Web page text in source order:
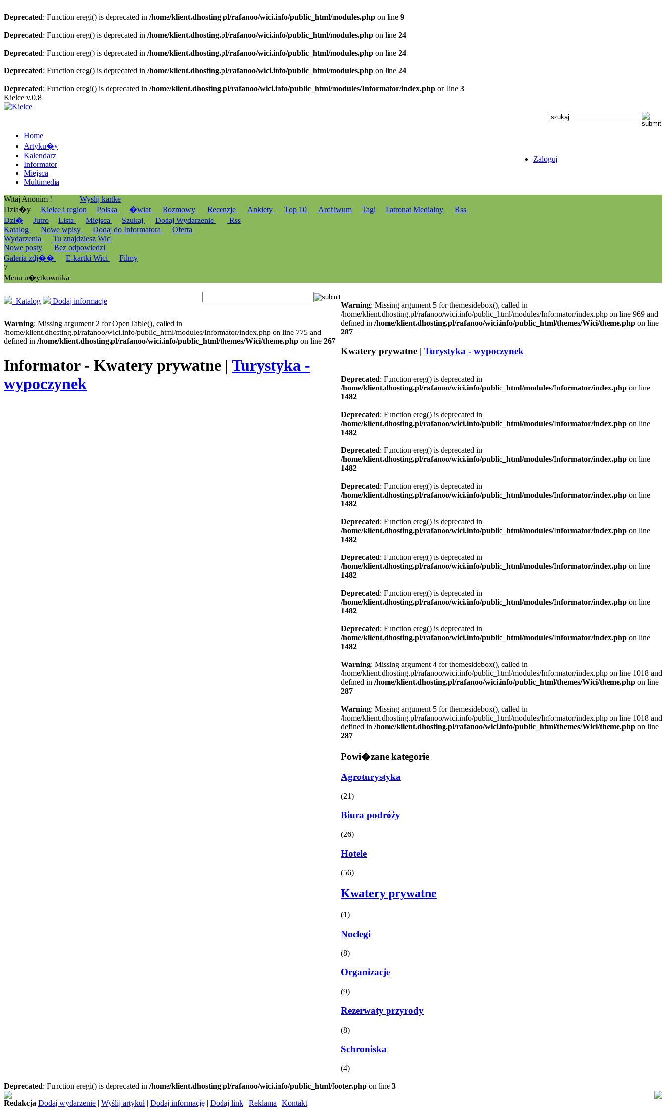
Deprecated: Function eregi() is deprecated in /home/klient.dhosting.pl/rafanoo/wici.info/public_html/modules.php on line 9
Deprecated: Function ereg() is deprecated in /home/klient.dhosting.pl/rafanoo/wici.info/public_html/modules.php on line 24
Deprecated: Function ereg() is deprecated in /home/klient.dhosting.pl/rafanoo/wici.info/public_html/modules.php on line 24
Deprecated: Function ereg() is deprecated in /home/klient.dhosting.pl/rafanoo/wici.info/public_html/modules.php on line 24
Deprecated: Function eregi() is deprecated in /home/klient.dhosting.pl/rafanoo/wici.info/public_html/modules/Informator/index.php on line 3
Kielce v.0.8
Home
Artyku�y
Kalendarz
Informator
Miejsca
Multimedia
Zaloguj
Witaj Anonim !
Wyslij kartke
Dzia�y
Kielce i region Polska �wiat Rozmowy Recenzje Ankiety Top 10 Archiwum Tagi Patronat Medialny
Rss
Dzi�
Jutro Lista Miejsca Szukaj Dodaj Wydarzenie
Rss
Katalog
Nowe wpisy Dodaj do Informatora
Oferta
Wydarzenia
Tu znajdziesz Wici
Nowe posty
Bez odpowiedzi
Galeria zdj��
E-kartki Wici
Filmy
7
Menu u�ytkownika
Katalog Dodaj informacje
Warning: Missing argument 2 for OpenTable(), called in
/home/klient.dhosting.pl/rafanoo/wici.info/public_html/modules/Informator/index.php on line 775 and
defined in /home/klient.dhosting.pl/rafanoo/wici.info/public_html/themes/Wici/theme.php on line 267
Informator - Kwatery prywatne | Turystyka -
wypoczynek
Warning: Missing argument 5 for themesidebox(), called in
/home/klient.dhosting.pl/rafanoo/wici.info/public_html/modules/Informator/index.php on line 969 and
defined in /home/klient.dhosting.pl/rafanoo/wici.info/public_html/themes/Wici/theme.php on line
287
Kwatery prywatne | Turystyka - wypoczynek
Deprecated: Function ereg() is deprecated in
/home/klient.dhosting.pl/rafanoo/wici.info/public_html/modules/Informator/index.php on line
1482
Deprecated: Function ereg() is deprecated in
/home/klient.dhosting.pl/rafanoo/wici.info/public_html/modules/Informator/index.php on line
1482
Deprecated: Function ereg() is deprecated in
/home/klient.dhosting.pl/rafanoo/wici.info/public_html/modules/Informator/index.php on line
1482
Deprecated: Function ereg() is deprecated in
/home/klient.dhosting.pl/rafanoo/wici.info/public_html/modules/Informator/index.php on line
1482
Deprecated: Function ereg() is deprecated in
/home/klient.dhosting.pl/rafanoo/wici.info/public_html/modules/Informator/index.php on line
1482
Deprecated: Function ereg() is deprecated in
/home/klient.dhosting.pl/rafanoo/wici.info/public_html/modules/Informator/index.php on line
1482
Deprecated: Function ereg() is deprecated in
/home/klient.dhosting.pl/rafanoo/wici.info/public_html/modules/Informator/index.php on line
1482
Deprecated: Function ereg() is deprecated in
/home/klient.dhosting.pl/rafanoo/wici.info/public_html/modules/Informator/index.php on line
1482
Warning: Missing argument 4 for themesidebox(), called in
/home/klient.dhosting.pl/rafanoo/wici.info/public_html/modules/Informator/index.php on line 1018 and
defined in /home/klient.dhosting.pl/rafanoo/wici.info/public_html/themes/Wici/theme.php on line
287
Warning: Missing argument 5 for themesidebox(), called in
/home/klient.dhosting.pl/rafanoo/wici.info/public_html/modules/Informator/index.php on line 1018 and
defined in /home/klient.dhosting.pl/rafanoo/wici.info/public_html/themes/Wici/theme.php on line
287
Powi�zane kategorie
Agroturystyka
(21)
Biura podróży
(26)
Hotele
(56)
Kwatery prywatne
(1)
Noclegi
(8)
Organizacje
(9)
Rezerwaty przyrody
(8)
Schroniska
(4)
Deprecated: Function eregi() is deprecated in /home/klient.dhosting.pl/rafanoo/wici.info/public_html/footer.php on line 3
Redakcja Dodaj wydarzenie | Wyślij artykuł| Dodaj informację | Dodaj link | Reklama | Kontakt